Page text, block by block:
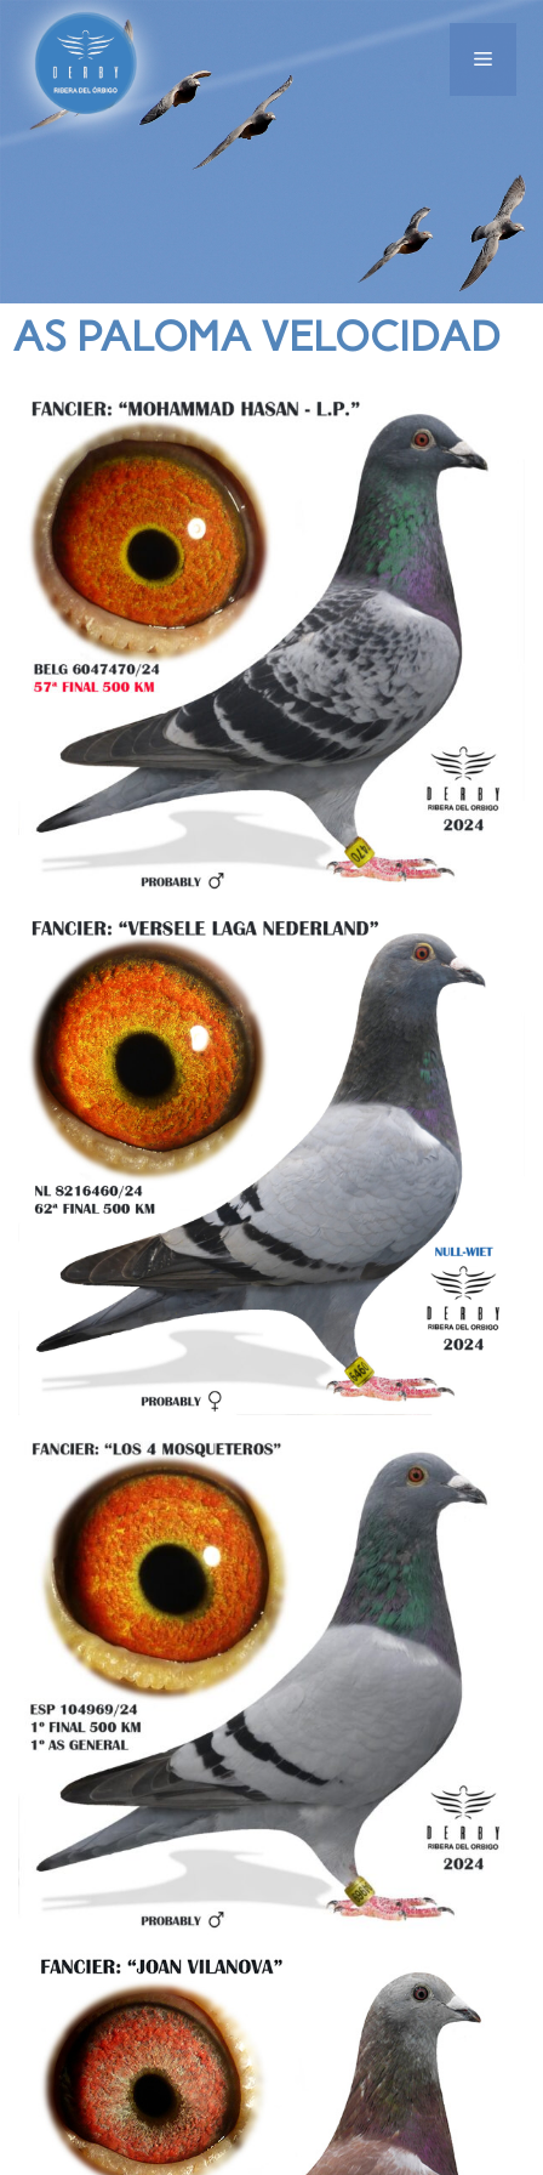
AS PALOMA VELOCIDAD